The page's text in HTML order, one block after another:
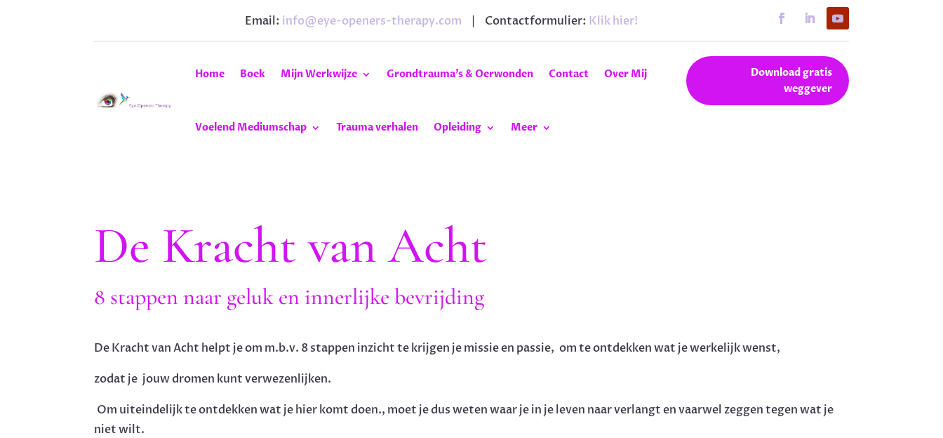
Email: info@eye-openers-therapy.com | Contactformulier: Klik hier!
Home Boek Mijn Werkwijze Grondtrauma’s & Oerwonden Contact Over Mij
Voelend Mediumschap Trauma verhalen Opleiding Meer
Download gratis
weggever
De Kracht van Acht
8 stappen naar geluk en innerlijke bevrijding
De Kracht van Acht helpt je om m.b.v. 8 stappen inzicht te krijgen je missie en passie, om te ontdekken wat je werkelijk wenst,
zodat je jouw dromen kunt verwezenlijken.
Om uiteindelijk te ontdekken wat je hier komt doen., moet je dus weten waar je in je leven naar verlangt en vaarwel zeggen tegen wat je
niet wilt.